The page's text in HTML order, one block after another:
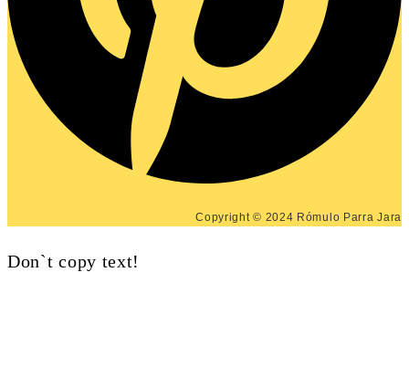
Copyright © 2024 Rómulo Parra Jara
Don`t copy text!